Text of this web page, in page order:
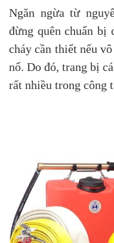
Ngăn ngừa từ
đừng quên chuẩn bị
cháy cần thiết nếu
nổ. Do đó, trang bị
rất nhiều trong công